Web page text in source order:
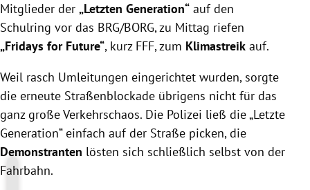
Mitglieder der „Letzten Generation“ auf den
Schulring vor das BRG/BORG, zu Mittag riefen
„Fridays for Future“, kurz FFF, zum Klimastreik auf.
Weil rasch Umleitungen eingerichtet wurden, sorgte
die erneute Straßenblockade übrigens nicht für das
ganz große Verkehrschaos. Die Polizei ließ die „Letzte
Generation“ einfach auf der Straße picken, die
Demonstranten lösten sich schließlich selbst von der
Fahrbahn.